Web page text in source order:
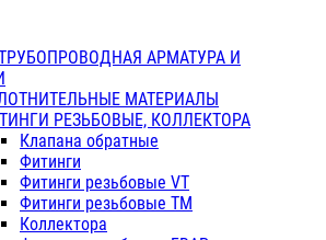
АРМАТУРА И
МАТЕРИАЛЫ
РЕЗЬБОВЫЕ, КОЛЛЕКТОРА
Клапана обратные
Фитинги
Фитинги резьбовые VT
Фитинги резьбовые ТМ
Коллектора